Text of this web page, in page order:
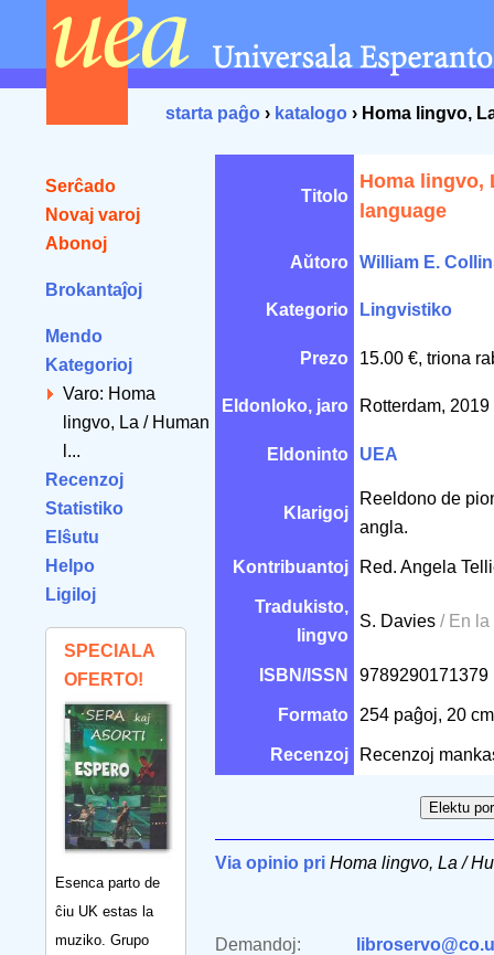
starta paĝo › katalogo › Homa lingvo,
Serĉado
Novaj varoj
Abonoj
Brokantaĵoj
Mendo
Kategorioj
Varo: Homa
lingvo, La / Human
l...
Recenzoj
Statistiko
Elŝutu
Helpo
Ligiloj
SPECIALA
OFERTO!
Esenca parto de
ĉiu UK estas la
muziko. Grupo
Titolo
Homa lingvo,
language
Aŭtoro William E.
Kategorio Lingvistiko
Prezo 15.00 €, triona
Eldonloko, jaro Rotterdam, 2019
Eldoninto UEA
Klarigoj
Reeldono de
angla.
Kontribuantoj Red. Angela
Tradukisto,
lingvo
S. Davies / En la
ISBN/ISSN 9789290171379
Formato 254 paĝoj, 20
Recenzoj Recenzoj
Via opinio pri Homa lingvo, La /
Demandoj: